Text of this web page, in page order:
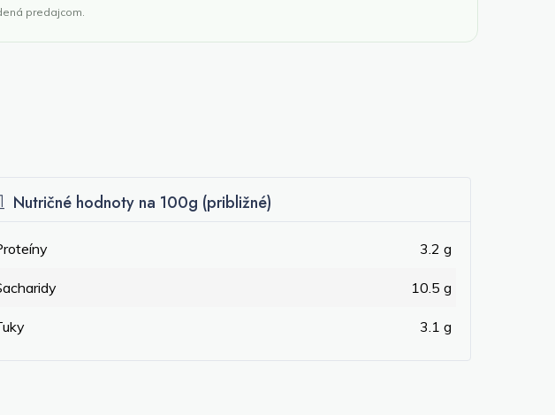
predajcom.
Nutričné hodnoty na 100g (približné)
3.2 g
10.5 g
3.1 g